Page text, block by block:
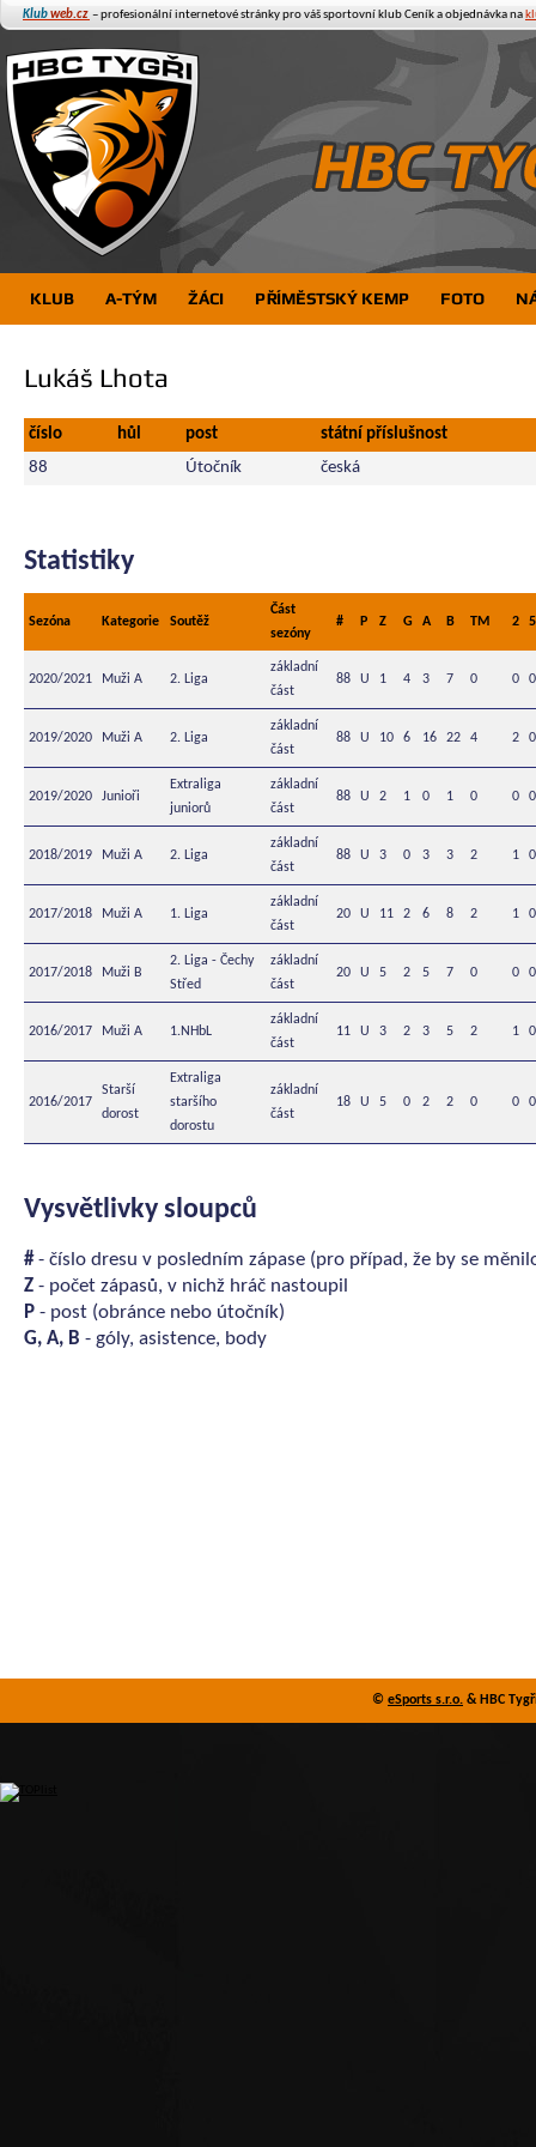
Klubweb.cz – profesionální internetové stránky pro váš sportovní klubCeník a objednávka na
KLUB A-TÝM ŽÁCI PŘÍMĚSTSKÝ KEMP FOTO
Lukáš Lhota
číslo hůl post
státní příslušnost
88
Útočník česká
Statistiky
Sezóna Kategorie Soutěž
Část
sezóny
# P Z G A B TM 2 5
2020/2021 Muži A 2. Liga
základní
část
88 U 1 4 3 7 0 0 0
2019/2020 Muži A 2. Liga
základní
část
88 U 10 6 16 22 4 2 0
2019/2020 Junioři
Extraliga
juniorů
základní
část
88 U 2 1 0 1 0 0 0
2018/2019 Muži A 2. Liga
základní
část
88 U 3 0 3 3 2 1 0
2017/2018 Muži A 1. Liga
základní
část
20 U 11 2 6 8 2 1 0
2017/2018 Muži B
2. Liga - Čechy
Střed
základní
část
20 U 5 2 5 7 0 0 0
2016/2017 Muži A 1.NHbL
základní
část
11 U 3 2 3 5 2 1 0
2016/2017
Starší
dorost
Extraliga
staršího
dorostu
základní
část
18 U 5 0 2 2 0 0 0
Vysvětlivky sloupců
#- číslo dresu v posledním zápase (pro případ, že by se
Z - počet zápasů, v nichž hráč nastoupil
P - post (obránce nebo útočník)
G, A, B - góly, asistence, body
© eSports s.r.o. & HBC